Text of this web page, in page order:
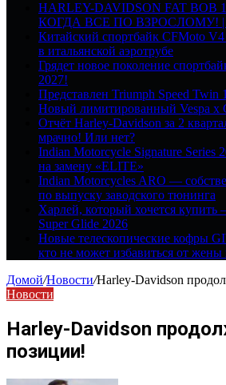
HARLEY-DAVIDSON FAT BOB
КОГДА ВСЕ ПО ВЗРОСЛОМУ! |
Китайский спортбайк CFMoto
в итальянской аэротрубе
Грядет новое поколение
2027!
Представлен Triumph Speed Twin
Новый лимитированный Vespa x
Отчёт Harley-Davidson за 2
мрачно! Или нет?
Indian Motorcycle Signature
на замену «ELITE»
Indian Motorcycles ARO —
по выпуску заводского тюнинга
Харлей, который хочется
Super Glide 2026
Новые телескопические кофры
кто не может избавиться от
Домой/Новости/Harley-Davidson
Новости
Harley-Davidson
позиции!